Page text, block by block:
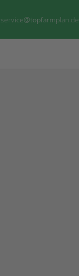
service@topfarmplan.de